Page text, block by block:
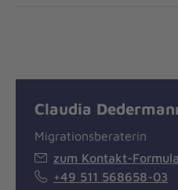
Claudia
Migrationsberaterin
zum Kontakt-
+49 511 568658-03